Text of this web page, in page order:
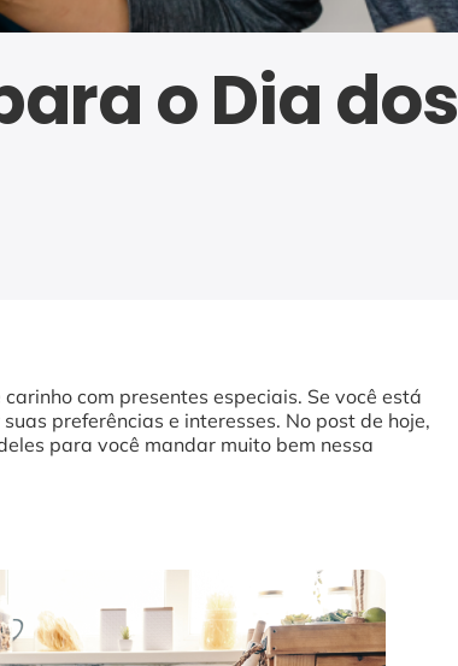
o Dia dos
com presentes especiais. Se você está
preferências e interesses. No post de hoje,
para você mandar muito bem nessa